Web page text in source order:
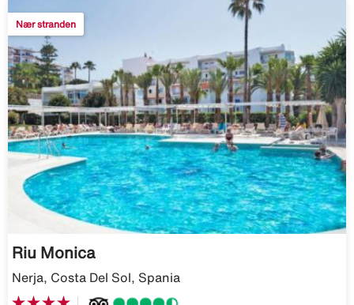
Nær stranden
Riu Monica
Nerja, Costa Del Sol, Spania